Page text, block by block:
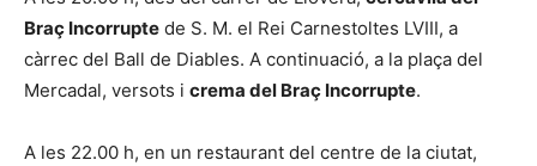
Braç Incorrupte de S. M. el Rei Carnestoltes LVIII, a
càrrec del Ball de Diables. A continuació, a la plaça del
Mercadal, versots i crema del Braç Incorrupte.
A les 22.00 h, en un restaurant del centre de la ciutat,